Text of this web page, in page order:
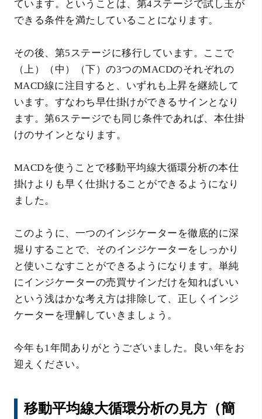
ています。ということは、第4ステージで試し玉が
できる条件を満たしていることになります。
その後、第5ステージに移行しています。ここで
（上）（中）（下）の3つのMACDのそれぞれの
MACD線に注目すると、いずれも上昇を継続して
います。すなわち早仕掛けができるサインとなり
ます。第6ステージでも同じ条件であれば、本仕掛
けのサインとなります。
MACDを使うことで移動平均線大循環分析の本仕
掛けよりも早く仕掛けることができるようになり
ました。
このように、一つのインジケーターを徹底的に深
堀りすることで、そのインジケーターをしっかり
と使いこなすことができるようになります。単純
にインジケーターの売買サインだけを知ればいい
という浅はかな考え方は排除して、正しくインジ
ケーターを理解していきましょう。
今年も1年間ありがとうございました。良い年をお
迎えください。
移動平均線大循環分析の見方（簡